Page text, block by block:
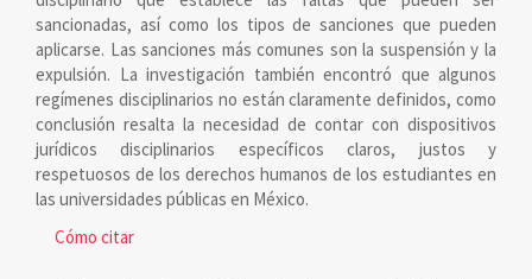
sancionadas, así como los tipos de sanciones que pueden
aplicarse. Las sanciones más comunes son la suspensión y la
expulsión. La investigación también encontró que algunos
regímenes disciplinarios no están claramente definidos, como
conclusión resalta la necesidad de contar con dispositivos
jurídicos disciplinarios específicos claros, justos y
respetuosos de los derechos humanos de los estudiantes en
las universidades públicas en México.
Detalles
Cómo citar